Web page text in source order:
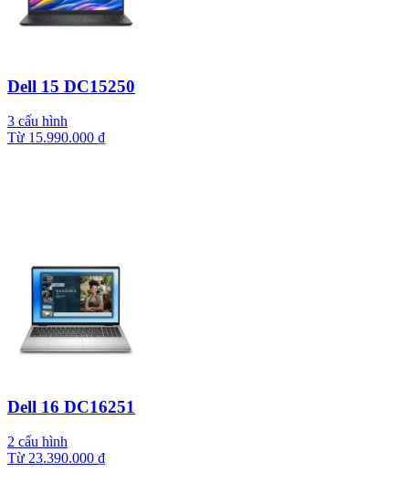
Dell 15 DC15250
3 cấu hình
Từ 15.990.000 ₫
Dell 16 DC16251
2 cấu hình
Từ 23.390.000 ₫